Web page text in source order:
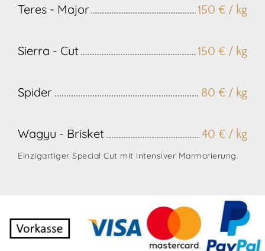
Teres - Major 150 € / kg
Sierra - Cut 150 € / kg
Spider 80 € / kg
Wagyu - Brisket 40 € / kg
Einzigartiger Special Cut mit intensiver Marmorierung.